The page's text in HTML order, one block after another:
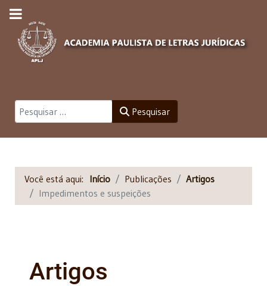
Pesquisar Pesquisar
Você está aqui: Início Publicações
Artigos
Impedimentos e suspeições
Artigos